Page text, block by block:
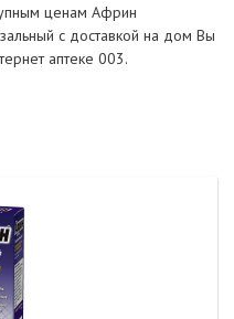
ценам Африн
с доставкой на дом Вы
аптеке 003.